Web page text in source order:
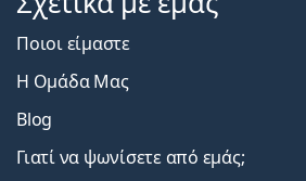
Ποιοι είμαστε
Η Ομάδα Μας
Blog
Γιατί να ψωνίσετε από εμάς;